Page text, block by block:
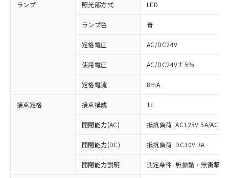
ランプ 照光部方式 LED
ランプ色 青
定格電圧 AC/DC24V
使用電圧 AC/DC24V±5%
定格電流 8mA
接点定格 接点構成 1c
開閉能力(AC) 抵抗負荷: AC125V 5A/
開閉能力(DC) 抵抗負荷: DC30V 3A
開閉能力説明 測定条件: 無振動・無衝撃
※1 対応状況